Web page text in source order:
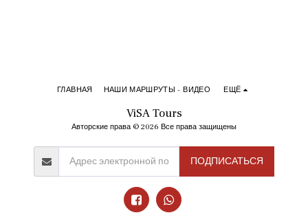
ViSA Tours
Авторские права © 2026 Все права защищены
ГЛАВНАЯ НАШИ МАРШРУТЫ - ВИДЕО ЕЩЁ
ПОДПИСАТЬСЯ